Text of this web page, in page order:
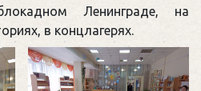
Ленинграде, на
в концлагерях.